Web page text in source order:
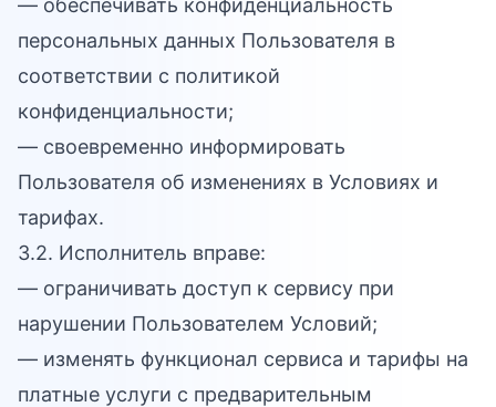
— обеспечивать конфиденциальность
персональных данных Пользователя в
соответствии с политикой
конфиденциальности;
— своевременно информировать
Пользователя об изменениях в Условиях и
тарифах.
3.2. Исполнитель вправе:
— ограничивать доступ к сервису при
нарушении Пользователем Условий;
— изменять функционал сервиса и тарифы на
платные услуги с предварительным